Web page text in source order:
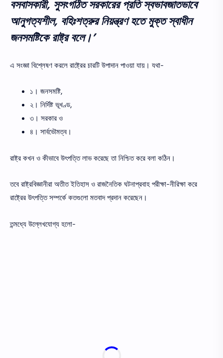
বসবাসকারী, সুসংগঠিত সরকারের প্রতি স্বভাবজাতভাবে
আনুগত্যশীল, বহিঃশত্রুর নিয়ন্ত্রণ হতে মুক্ত স্বাধীন
জনসমষ্টিকে রাষ্ট্র বলে।’
এ সংজ্ঞা বিশ্লেষণ করলে রাষ্ট্রের চারটি উপাদান পাওয়া যায়। যথা-
১। জনসমষ্টি,
২। নির্দিষ্ট ভূখণ্ড,
৩। সরকার ও
৪। সার্বভৌমত্ব।
রাষ্ট্র কখন ও কীভাবে উৎপত্তি লাভ করেছে তা নিশ্চিত করে বলা কঠিন।
তবে রাষ্ট্রবিজ্ঞানীরা অতীত ইতিহাস ও রাজনৈতিক ঘটনাপ্রবাহ পরীক্ষা-নীরিক্ষা করে
রাষ্ট্রের উৎপত্তি সম্পর্কে কতগুলো মতবাদ প্রদান করেছেন।
তন্মধ্যে উল্লেখযোগ্য হলো-